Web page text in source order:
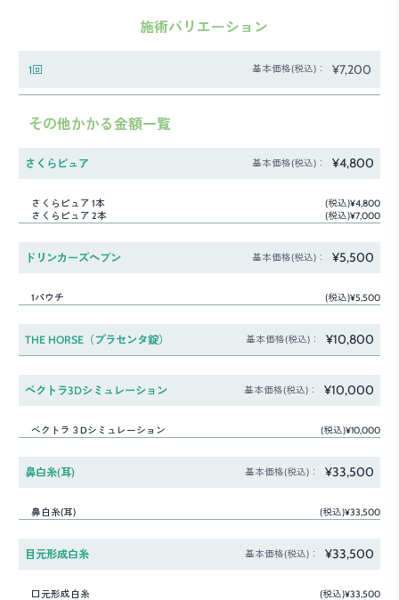
施術バリエーション
1回 基本価格(税込)： ¥7,200
その他かかる金額一覧
さくらピュア 基本価格(税込)： ¥4,800
さくらピュア 1本
(税込)¥4,800
さくらピュア 2本
(税込)¥7,000
ドリンカーズヘブン 基本価格(税込)： ¥5,500
1パウチ (税込)¥5,500
THE HORSE（プラセンタ錠） 基本価格(税込)： ¥10,800
ベクトラ3Dシミュレーション 基本価格(税込)： ¥10,000
ベクトラ３Dシミュレーション (税込)¥10,000
鼻白糸(耳) 基本価格(税込)： ¥33,500
鼻白糸(耳) (税込)¥33,500
目元形成白糸 基本価格(税込)： ¥33,500
口元形成白糸 (税込)¥33,500